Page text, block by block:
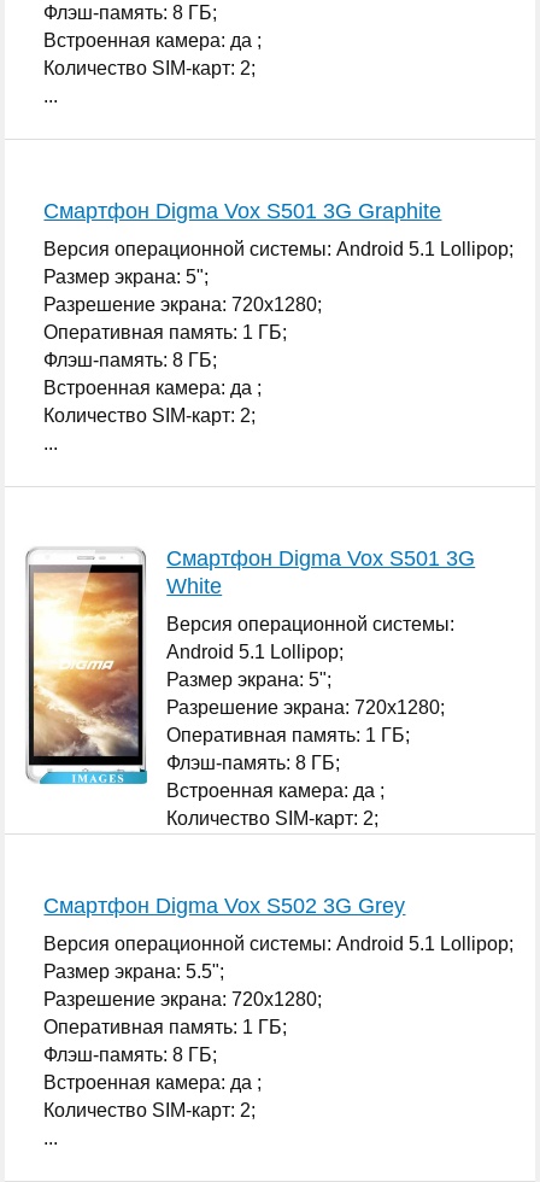
Флэш-память: 8 ГБ;
Встроенная камера: да ;
Количество SIM-карт: 2;
...
Смартфон Digma Vox S501 3G Graphite
Версия операционной системы: Android 5.1 Lollipop;
Размер экрана: 5";
Разрешение экрана: 720x1280;
Оперативная память: 1 ГБ;
Флэш-память: 8 ГБ;
Встроенная камера: да ;
Количество SIM-карт: 2;
...
Смартфон Digma Vox S501 3G
White
Версия операционной системы:
Android 5.1 Lollipop;
Размер экрана: 5";
Разрешение экрана: 720x1280;
Оперативная память: 1 ГБ;
Флэш-память: 8 ГБ;
Встроенная камера: да ;
Количество SIM-карт: 2;
Смартфон Digma Vox S502 3G Grey
Версия операционной системы: Android 5.1 Lollipop;
Размер экрана: 5.5";
Разрешение экрана: 720x1280;
Оперативная память: 1 ГБ;
Флэш-память: 8 ГБ;
Встроенная камера: да ;
Количество SIM-карт: 2;
...